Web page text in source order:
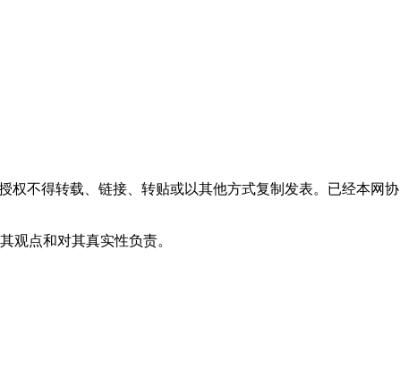
不得转载、链接、转贴或以其他方式复制发表。已经本网协
观点和对其真实性负责。